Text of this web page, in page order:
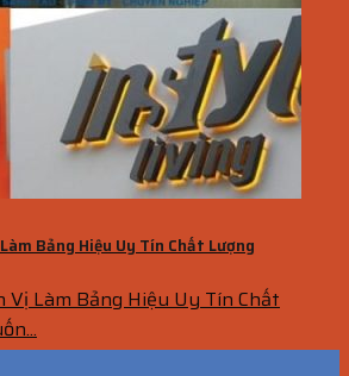
Bảng Hiệu Uy Tín Chất Lượng
Vị Làm Bảng Hiệu Uy Tín Chất